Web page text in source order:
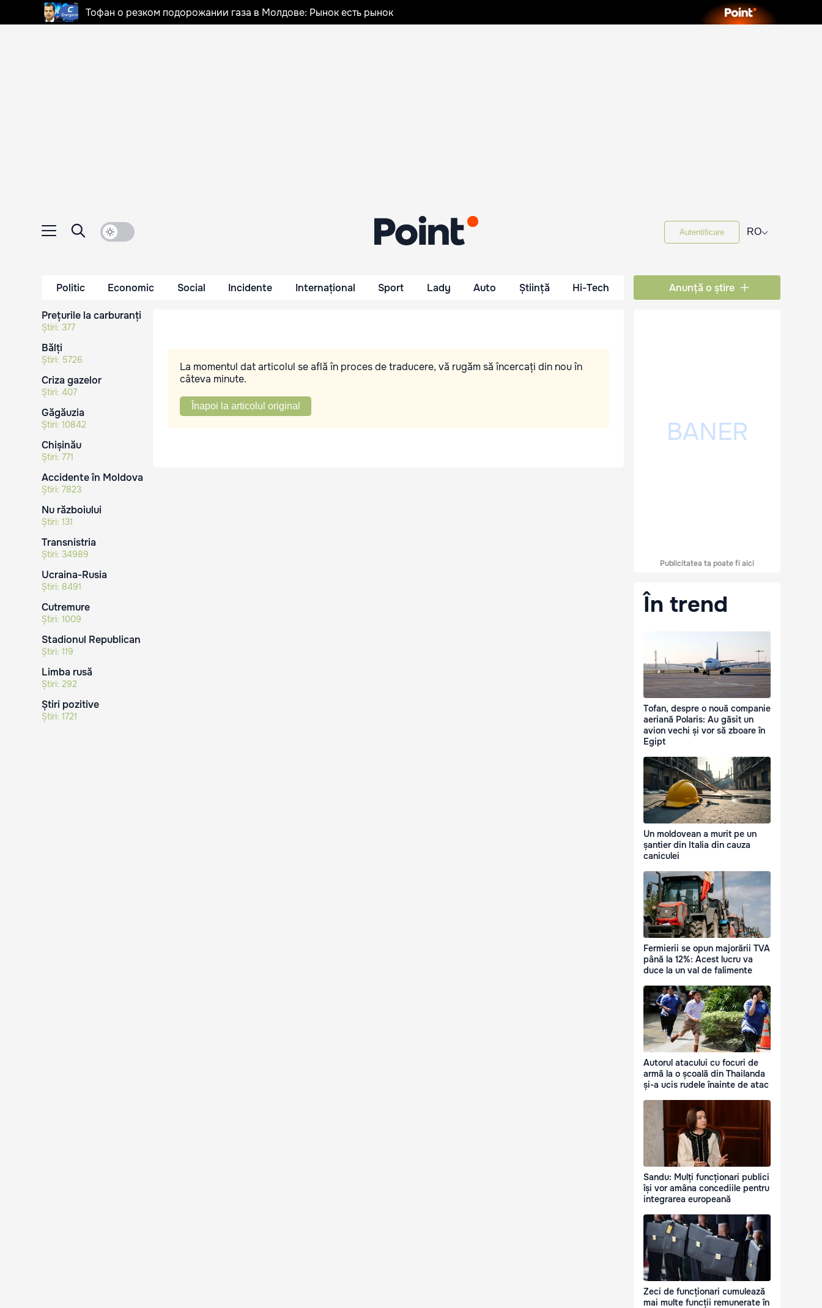
Тофан о резком подорожании газа в Молдове: Рынок есть рынок
Autentificare RO⌵
Politic Economic Social Incidente Internațional Sport Lady Auto Știință Hi-Tech Anunță o știre
Prețurile la carburanți
Știri: 377
Bălți
Știri: 5726
Criza gazelor
Știri: 407
Găgăuzia
Știri: 10842
Chișinău
Știri: 771
Accidente în Moldova
Știri: 7823
Nu războiului
Știri: 131
Transnistria
Știri: 34989
Ucraina-Rusia
Știri: 8491
Cutremure
Știri: 1009
Stadionul Republican
Știri: 119
Limba rusă
Știri: 292
Știri pozitive
Știri: 1721
La momentul dat articolul se află în proces de traducere, vă rugăm să încercați din nou în
câteva minute.
Înapoi la articolul original
Publicitatea ta poate fi aici
În trend
Tofan, despre o nouă companie
aeriană Polaris: Au găsit un
avion vechi și vor să zboare în
Egipt
Un moldovean a murit pe un
șantier din Italia din cauza
caniculei
Fermierii se opun majorării TVA
până la 12%: Acest lucru va
duce la un val de falimente
Autorul atacului cu focuri de
armă la o școală din Thailanda
și-a ucis rudele înainte de atac
Sandu: Mulți funcționari publici
își vor amâna concediile pentru
integrarea europeană
Zeci de funcționari cumulează
mai multe funcții remunerate în